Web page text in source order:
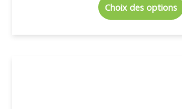
Choix des options